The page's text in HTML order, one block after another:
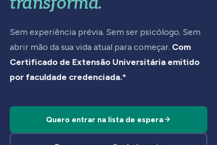
Sem experiência prévia. Sem ser psicólogo. Sem
abrir mão da sua vida atual para começar. Com
Certificado de Extensão Universitária emitido
por faculdade credenciada.*
Quero entrar na lista de espera